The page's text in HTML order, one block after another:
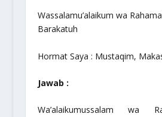
Wassalamu’alaikum wa
Barakatuh
Hormat Saya : Mustaqim,
Jawab :
Wa’alaikumussalam wa